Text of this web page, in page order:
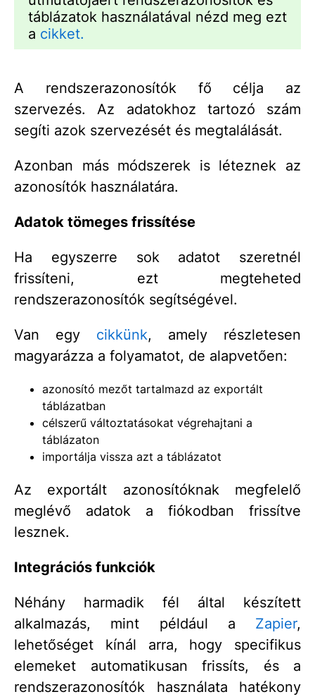
táblázatok használatával nézd meg ezt
a cikket.
A rendszerazonosítók fő célja az
szervezés. Az adatokhoz tartozó szám
segíti azok szervezését és megtalálását.
Azonban más módszerek is léteznek az
azonosítók használatára.
Adatok tömeges frissítése
Ha egyszerre sok adatot szeretnél
frissíteni, ezt megteheted
rendszerazonosítók segítségével.
Van egy cikkünk, amely részletesen
magyarázza a folyamatot, de alapvetően:
azonosító mezőt tartalmazd az exportált
táblázatban
célszerű változtatásokat végrehajtani a
táblázaton
importálja vissza azt a táblázatot
Az exportált azonosítóknak megfelelő
meglévő adatok a fiókodban frissítve
lesznek.
Integrációs funkciók
Néhány harmadik fél által készített
alkalmazás, mint például a Zapier,
lehetőséget kínál arra, hogy specifikus
elemeket automatikusan frissíts, és a
rendszerazonosítók használata hatékony